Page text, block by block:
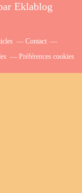
Eklablog
Contact
Préférences cookies